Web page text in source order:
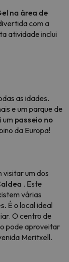
na área de
com a
atividade inclui
as idades.
e um parque de
um passeio no
da Europa!
visitar um dos
. Este
várias
É o local ideal
O centro de
pode aproveitar
Meritxell.